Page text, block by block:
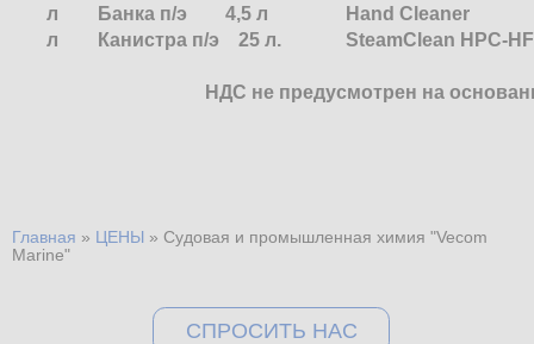
л
Банка п/э 4,5 л
Hand Cleaner
л
Канистра п/э 25 л. SteamClean HPC-HF
НДС не предусмотрен на
Вы здесь
Главная » ЦЕНЫ » Cудовая и промышленная химия "Vecom
Marine"
СПРОСИТЬ НАС